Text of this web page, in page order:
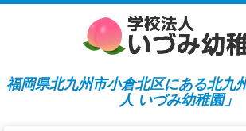
福岡県北九州市小倉北区にある北九
人 いづみ幼稚園」